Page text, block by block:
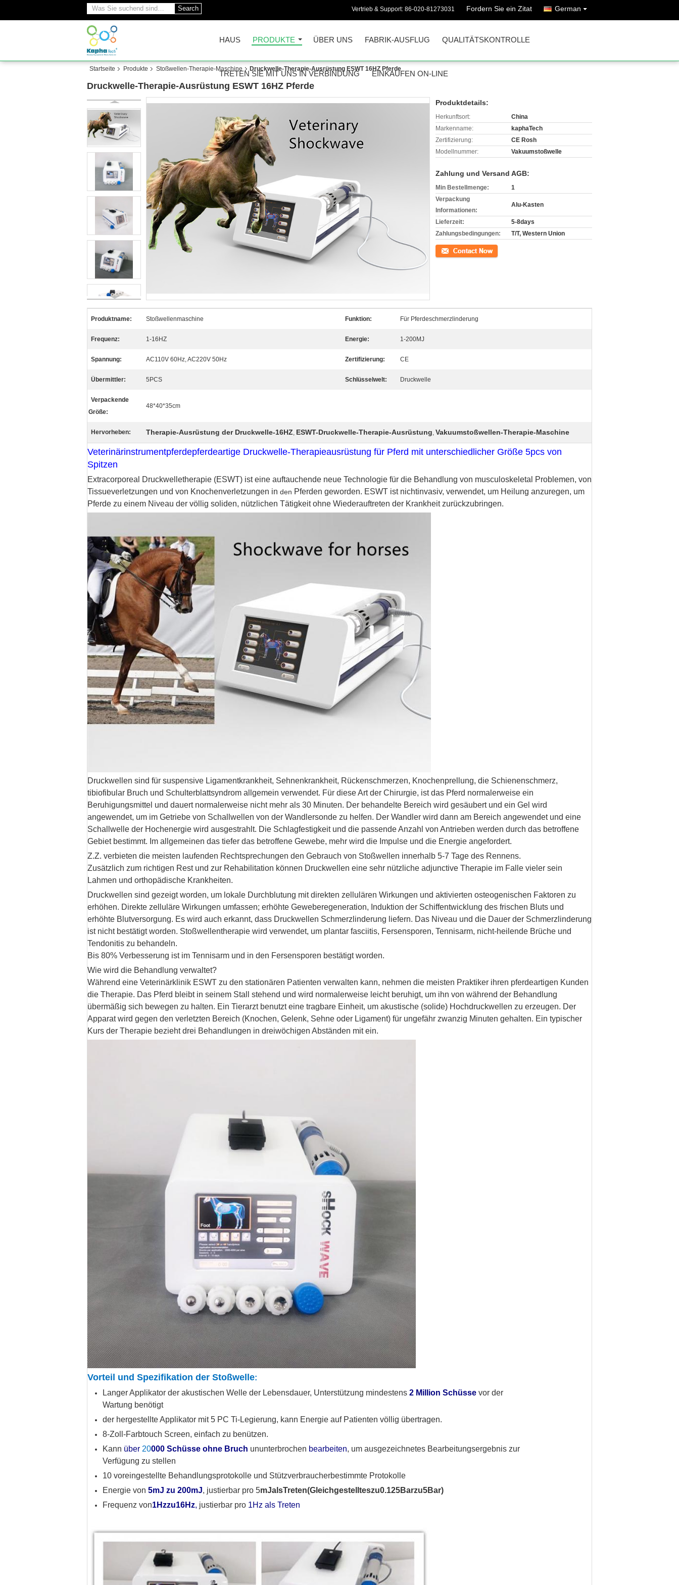
Search Vertrieb & Support: 86-020-81273031 Fordern Sie ein Zitat German
HAUS PRODUKTE ÜBER UNS FABRIK-AUSFLUG QUALITÄTSKONTROLLE
TRETEN SIE MIT UNS IN VERBINDUNG EINKAUFEN ON-LINE
Startseite Produkte Stoßwellen-Therapie-Maschine Druckwelle-Therapie-Ausrüstung ESWT 16HZ Pferde
Druckwelle-Therapie-Ausrüstung ESWT 16HZ Pferde
Produktdetails:
Herkunftsort:
China
Markenname:
kaphaTech
Zertifizierung:
CE Rosh
Modellnummer:
Vakuumstoßwelle
Zahlung und Versand AGB:
Min Bestellmenge:
1
Verpackung
Informationen:
Alu-Kasten
Lieferzeit:
5-8days
Zahlungsbedingungen:
T/T, Western Union
Kontakt
Produktname: Stoßwellenmaschine Funktion: Für Pferdeschmerzlinderung
Frequenz: 1-16HZ Energie: 1-200MJ
Spannung: AC110V 60Hz, AC220V 50Hz Zertifizierung: CE
Übermittler: 5PCS Schlüsselwelt: Druckwelle
Verpackende
Größe:
48*40*35cm
Hervorheben: Therapie-Ausrüstung der Druckwelle-16HZ, ESWT-Druckwelle-Therapie-Ausrüstung, Vakuumstoßwellen-Therapie-Maschine
Veterinärinstrumentpferdepferdeartige Druckwelle-Therapieausrüstung für Pferd mit unterschiedlicher Größe 5pcs von
Spitzen
Extracorporeal Druckwelletherapie (ESWT) ist eine auftauchende neue Technologie für die Behandlung von musculoskeletal Problemen, von
Tissueverletzungen und von Knochenverletzungen in den Pferden geworden. ESWT ist nichtinvasiv, verwendet, um Heilung anzuregen, um
Pferde zu einem Niveau der völlig soliden, nützlichen Tätigkeit ohne Wiederauftreten der Krankheit zurückzubringen.
Druckwellen sind für suspensive Ligamentkrankheit, Sehnenkrankheit, Rückenschmerzen, Knochenprellung, die Schienenschmerz,
tibiofibular Bruch und Schulterblattsyndrom allgemein verwendet. Für diese Art der Chirurgie, ist das Pferd normalerweise ein
Beruhigungsmittel und dauert normalerweise nicht mehr als 30 Minuten. Der behandelte Bereich wird gesäubert und ein Gel wird
angewendet, um im Getriebe von Schallwellen von der Wandlersonde zu helfen. Der Wandler wird dann am Bereich angewendet und eine
Schallwelle der Hochenergie wird ausgestrahlt. Die Schlagfestigkeit und die passende Anzahl von Antrieben werden durch das betroffene
Gebiet bestimmt. Im allgemeinen das tiefer das betroffene Gewebe, mehr wird die Impulse und die Energie angefordert.
Z.Z. verbieten die meisten laufenden Rechtsprechungen den Gebrauch von Stoßwellen innerhalb 5-7 Tage des Rennens.
Zusätzlich zum richtigen Rest und zur Rehabilitation können Druckwellen eine sehr nützliche adjunctive Therapie im Falle vieler sein
Lahmen und orthopädische Krankheiten.
Druckwellen sind gezeigt worden, um lokale Durchblutung mit direkten zellulären Wirkungen und aktivierten osteogenischen Faktoren zu
erhöhen. Direkte zelluläre Wirkungen umfassen; erhöhte Geweberegeneration, Induktion der Schiffentwicklung des frischen Bluts und
erhöhte Blutversorgung. Es wird auch erkannt, dass Druckwellen Schmerzlinderung liefern. Das Niveau und die Dauer der Schmerzlinderung
ist nicht bestätigt worden. Stoßwellentherapie wird verwendet, um plantar fasciitis, Fersensporen, Tennisarm, nicht-heilende Brüche und
Tendonitis zu behandeln.
Bis 80% Verbesserung ist im Tennisarm und in den Fersensporen bestätigt worden.
Wie wird die Behandlung verwaltet?
Während eine Veterinärklinik ESWT zu den stationären Patienten verwalten kann, nehmen die meisten Praktiker ihren pferdeartigen Kunden
die Therapie. Das Pferd bleibt in seinem Stall stehend und wird normalerweise leicht beruhigt, um ihn von während der Behandlung
übermäßig sich bewegen zu halten. Ein Tierarzt benutzt eine tragbare Einheit, um akustische (solide) Hochdruckwellen zu erzeugen. Der
Apparat wird gegen den verletzten Bereich (Knochen, Gelenk, Sehne oder Ligament) für ungefähr zwanzig Minuten gehalten. Ein typischer
Kurs der Therapie bezieht drei Behandlungen in dreiwöchigen Abständen mit ein.
Vorteil und Spezifikation der Stoßwelle:
Langer Applikator der akustischen Welle der Lebensdauer, Unterstützung mindestens 2 Million Schüsse vor der
Wartung benötigt
der hergestellte Applikator mit 5 PC Ti-Legierung, kann Energie auf Patienten völlig übertragen.
8-Zoll-Farbtouch Screen, einfach zu benützen.
Kann über 20000 Schüsse ohne Bruch ununterbrochen bearbeiten, um ausgezeichnetes Bearbeitungsergebnis zur
Verfügung zu stellen
10 voreingestellte Behandlungsprotokolle und Stützverbraucherbestimmte Protokolle
Energie von 5mJ zu 200mJ, justierbar pro 5mJalsTreten(Gleichgestellteszu0.125Barzu5Bar)
Frequenz von1Hzzu16Hz, justierbar pro 1Hz als Treten